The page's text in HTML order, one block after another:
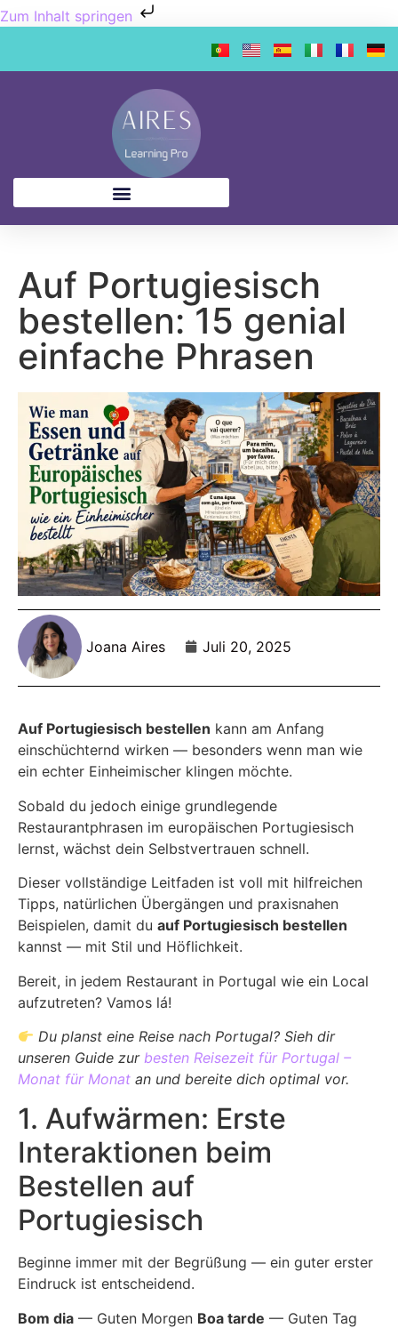
Zum Inhalt springen
Auf Portugiesisch
bestellen: 15 genial
einfache Phrasen
Joana Aires Juli 20, 2025
Auf Portugiesisch bestellen kann am Anfang
einschüchternd wirken — besonders wenn man wie
ein echter Einheimischer klingen möchte.
Sobald du jedoch einige grundlegende
Restaurantphrasen im europäischen Portugiesisch
lernst, wächst dein Selbstvertrauen schnell.
Dieser vollständige Leitfaden ist voll mit hilfreichen
Tipps, natürlichen Übergängen und praxisnahen
Beispielen, damit du auf Portugiesisch bestellen
kannst — mit Stil und Höflichkeit.
Bereit, in jedem Restaurant in Portugal wie ein Local
aufzutreten? Vamos lá!
Du planst eine Reise nach Portugal? Sieh dir
unseren Guide zur besten Reisezeit für Portugal –
Monat für Monat an und bereite dich optimal vor.
1. Aufwärmen: Erste
Interaktionen beim
Bestellen auf
Portugiesisch
Beginne immer mit der Begrüßung — ein guter erster
Eindruck ist entscheidend.
Bom dia — Guten Morgen Boa tarde — Guten Tag